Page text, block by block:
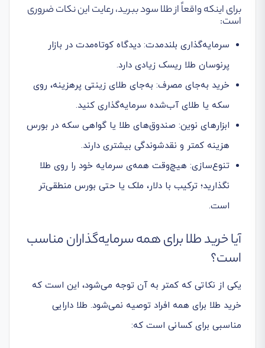
برای اینکه واقعاً از طلا سود ببرید، رعایت این نکات ضروری
است:
سرمایه‌گذاری بلندمدت: دیدگاه کوتاه‌مدت در بازار
پرنوسان طلا ریسک زیادی دارد.
خرید به‌جای مصرف: به‌جای طلای زینتی پرهزینه، روی
سکه یا طلای آب‌شده سرمایه‌گذاری کنید.
ابزارهای نوین: صندوق‌های طلا یا گواهی سکه در بورس
هزینه کمتر و نقدشوندگی بیشتری دارند.
تنوع‌سازی: هیچ‌وقت همه‌ی سرمایه خود را روی طلا
نگذارید؛ ترکیب با دلار، ملک یا حتی بورس منطقی‌تر
است.
آیا خرید طلا برای همه سرمایه‌گذاران مناسب
است؟
یکی از نکاتی که کمتر به آن توجه می‌شود، این است که
خرید طلا برای همه افراد توصیه نمی‌شود. طلا دارایی
مناسبی برای کسانی است که: